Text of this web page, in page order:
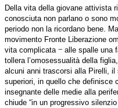
Della vita della giovane attivista
conosciuta non parlano o sono
periodo non la ricordano bene.
movimento Fronte Liberazione
vita complicata ‒ alle spalle una
tollera l’omosessualità della
alcuni anni trascorsi alla Pirelli,
superiori, in quello che definisce
insegnante delle medie alla
chiude “in un progressivo